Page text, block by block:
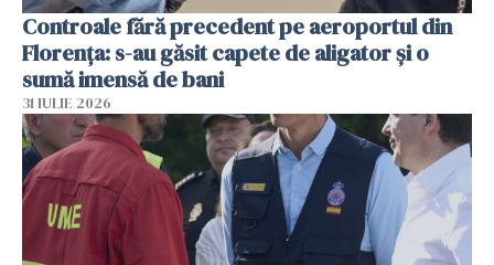
Controale fără precedent pe aeroportul din
Florența: s-au găsit capete de aligator și o
sumă imensă de bani
31 IULIE 2026